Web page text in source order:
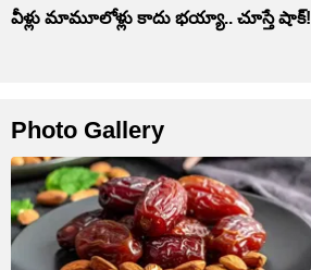
వీళ్లు మామూలోళ్లు కాదు భయ్యా.. చూస్తే షాక్!
Photo Gallery